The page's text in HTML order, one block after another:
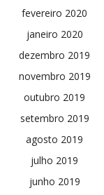
fevereiro 2020
janeiro 2020
dezembro 2019
novembro 2019
outubro 2019
setembro 2019
agosto 2019
julho 2019
junho 2019